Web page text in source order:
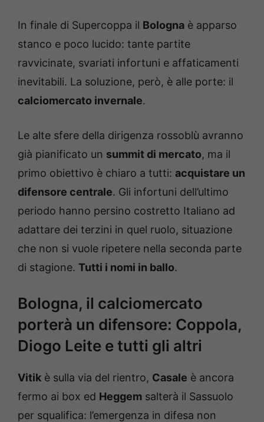
In finale di Supercoppa il Bologna è apparso
stanco e poco lucido: tante partite
ravvicinate, svariati infortuni e affaticamenti
inevitabili. La soluzione, però, è alle porte: il
calciomercato invernale.
Le alte sfere della dirigenza rossoblù avranno
già pianificato un summit di mercato, ma il
primo obiettivo è chiaro a tutti: acquistare un
difensore centrale. Gli infortuni dell’ultimo
periodo hanno persino costretto Italiano ad
adattare dei terzini in quel ruolo, situazione
che non si vuole ripetere nella seconda parte
di stagione. Tutti i nomi in ballo.
Bologna, il calciomercato
porterà un difensore: Coppola,
Diogo Leite e tutti gli altri
Vitik è sulla via del rientro, Casale è ancora
fermo ai box ed Heggem salterà il Sassuolo
per squalifica: l’emergenza in difesa non